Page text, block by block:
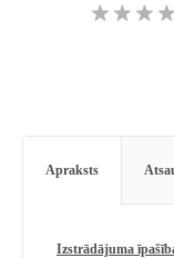
Apraksts
Izstrādājuma